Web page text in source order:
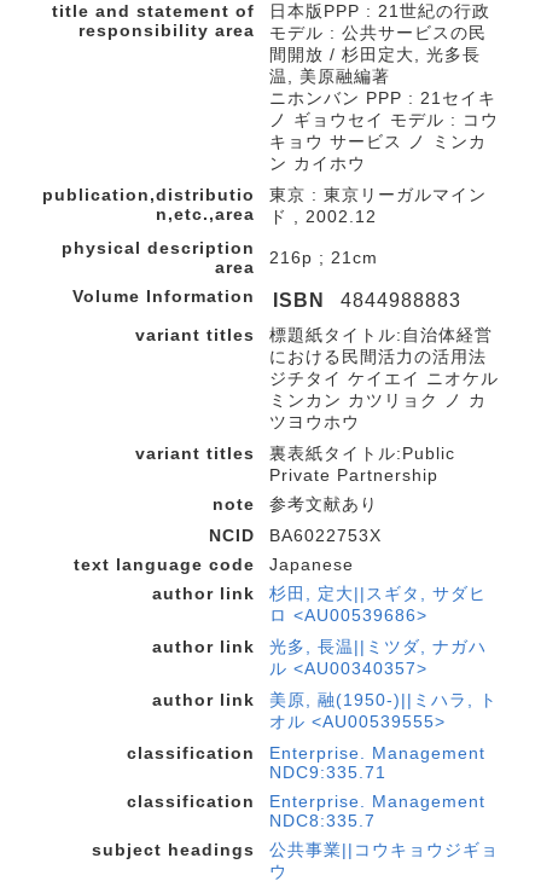
title and statement of
responsibility area
日本版PPP : 21世紀の行政
モデル : 公共サービスの民
間開放 / 杉田定大, 光多長
温, 美原融編著
ニホンバン PPP : 21セイキ
ノ ギョウセイ モデル : コウ
キョウ サービス ノ ミンカ
ン カイホウ
publication,distributio
n,etc.,area
東京 : 東京リーガルマイン
ド , 2002.12
physical description
area
216p ; 21cm
Volume Information
ISBN 4844988883
variant titles
標題紙タイトル:自治体経営
における民間活力の活用法
ジチタイ ケイエイ ニオケル
ミンカン カツリョク ノ カ
ツヨウホウ
variant titles
裏表紙タイトル:Public
Private Partnership
note
参考文献あり
NCID
BA6022753X
text language code
Japanese
author link
杉田, 定大||スギタ, サダヒ
ロ <AU00539686>
author link
光多, 長温||ミツダ, ナガハ
ル <AU00340357>
author link
美原, 融(1950-)||ミハラ, ト
オル <AU00539555>
classification
Enterprise. Management
NDC9:335.71
classification
Enterprise. Management
NDC8:335.7
subject headings
公共事業||コウキョウジギョ
ウ